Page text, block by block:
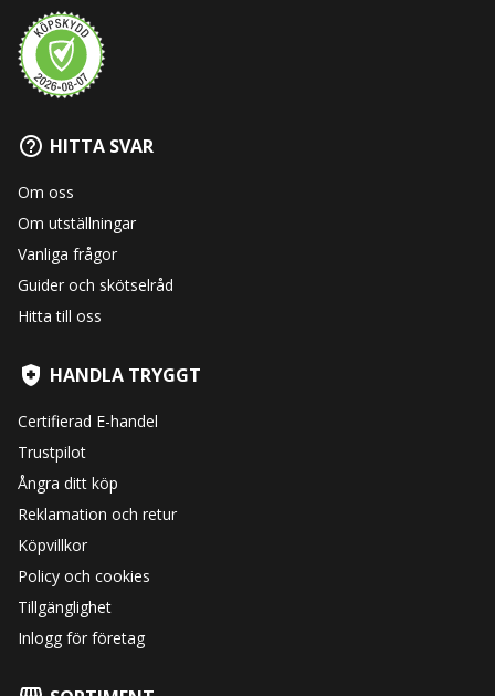
HITTA SVAR
Om oss
Om utställningar
Vanliga frågor
Guider och skötselråd
Hitta till oss
HANDLA TRYGGT
Certifierad E-handel
Trustpilot
Ångra ditt köp
Reklamation och retur
Köpvillkor
Policy och cookies
Tillgänglighet
Inlogg för företag